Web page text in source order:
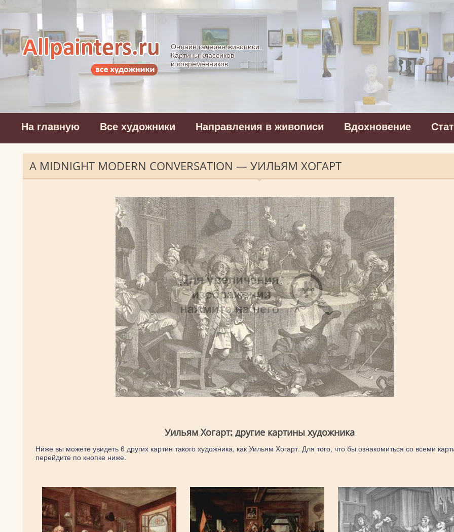
Allpainters.ru - картинная галерея
Онлайн галерея живописи.
Картины классиков
и современников
На главную Все художники Направления в живописи Вдохновение
A MIDNIGHT MODERN CONVERSATION — УИЛЬЯМ ХОГАРТ
Уильям Хогарт: другие картины художника
Ниже вы можете увидеть 6 других картин такого художника, как Уильям Хогарт. Для того, что бы ознакомиться со всеми
перейдите по кнопке ниже.